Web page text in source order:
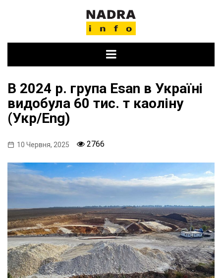
В 2024 р. група Esan в Україні
видобула 60 тис. т каоліну
(Укр/Eng)
10 Червня, 2025 2766